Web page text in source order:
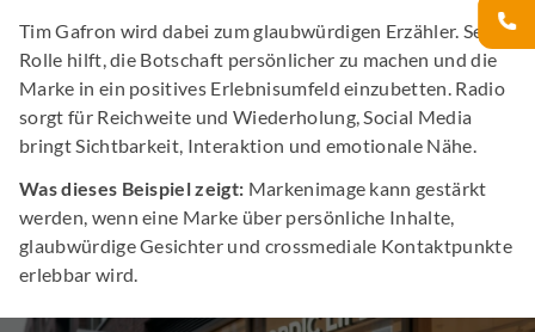
Tim Gafron wird dabei zum glaubwürdigen Erzähler. Seine
Rolle hilft, die Botschaft persönlicher zu machen und die
Marke in ein positives Erlebnisumfeld einzubetten. Radio
sorgt für Reichweite und Wiederholung, Social Media
bringt Sichtbarkeit, Interaktion und emotionale Nähe.
Was dieses Beispiel zeigt: Markenimage kann gestärkt
werden, wenn eine Marke über persönliche Inhalte,
glaubwürdige Gesichter und crossmediale Kontaktpunkte
erlebbar wird.